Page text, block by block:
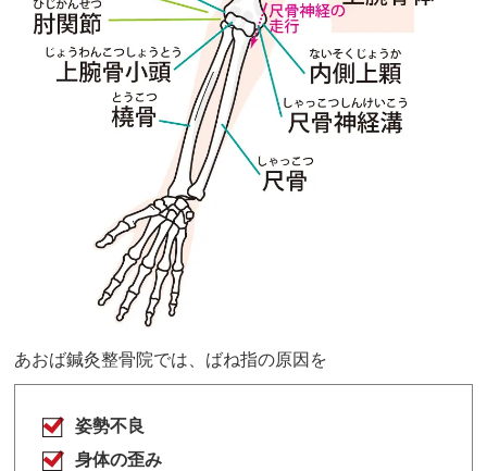
あおば鍼灸整骨院では、ばね指の原因を
姿勢不良
身体の歪み